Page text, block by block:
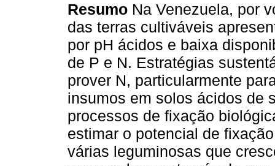
Resumo Na Venezuela, por
das terras cultiváveis
por pH ácidos e baixa
de P e N. Estratégias
prover N, particularmente
insumos em solos ácidos de
processos de fixação
estimar o potencial de
várias leguminosas que